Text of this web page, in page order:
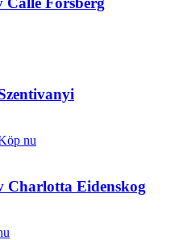
nu
Charlotta Eidenskog